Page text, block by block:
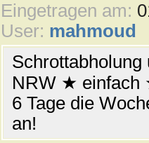
Eingetragen am:
User: mahmoud
Schrottabholung
NRW ★
6 Tage die
an!